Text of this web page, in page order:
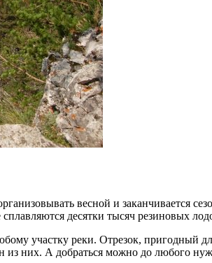
весной и заканчивается
десятки тысяч резиновых
участку реки. Отрезок, пригодный
них. А добраться можно до любого